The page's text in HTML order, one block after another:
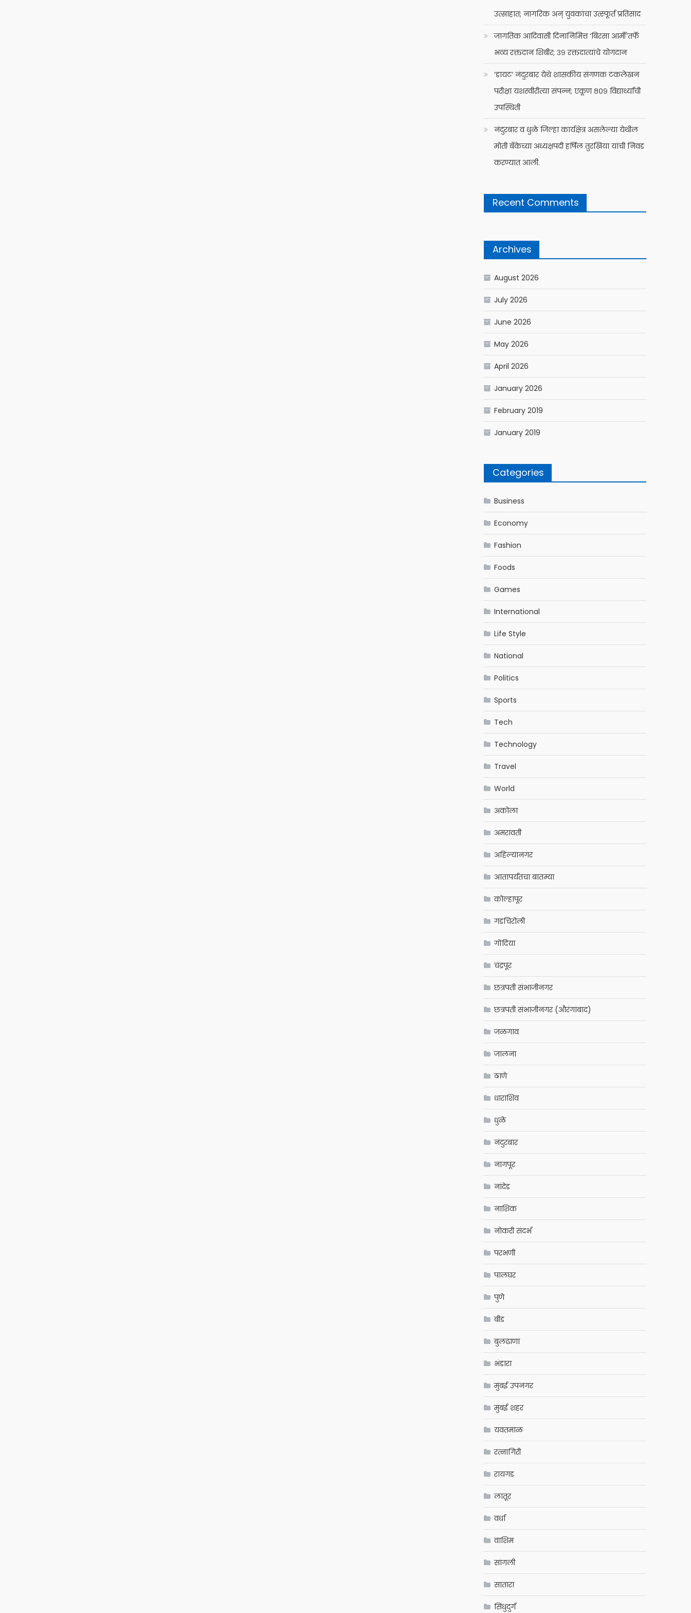
उत्साहात; नागरिक अन् युवकांचा उत्स्फूर्त प्रतिसाद
जागतिक आदिवासी दिनानिमित्त ‘बिरसा आर्मी’तर्फे
भव्य रक्तदान शिबीर; ३९ रक्तदात्यांचे योगदान
‘डायट’ नंदुरबार येथे शासकीय संगणक टंकलेखन
परीक्षा यशस्वीरीत्या संपन्न; एकूण ८०९ विद्यार्थ्यांची
उपस्थिती
नंदुरबार व धुळे जिल्हा कार्यक्षेत्र असलेल्या येथील
मोती बँकेच्या अध्यक्षपदी हर्षिल तुरखिया यांची निवड
करण्यात आली.
Recent Comments
Archives
August 2026
July 2026
June 2026
May 2026
April 2026
January 2026
February 2019
January 2019
Categories
Business
Economy
Fashion
Foods
Games
International
Life Style
National
Politics
Sports
Tech
Technology
Travel
World
अकोला
अमरावती
अहिल्यानगर
आतापर्यंतचा बातम्या
कोल्हापूर
गडचिरोली
गोंदिया
चंद्रपूर
छत्रपती संभाजीनगर
छत्रपती संभाजीनगर (औरंगाबाद)
जळगाव
जालना
ठाणे
धाराशिव
धुळे
नंदुरबार
नागपूर
नांदेड
नाशिक
नोकरी संदर्भ
परभणी
पालघर
पुणे
बीड
बुलढाणा
भंडारा
मुंबई उपनगर
मुंबई शहर
यवतमाळ
रत्नागिरी
रायगड
लातूर
वर्धा
वाशिम
सांगली
सातारा
सिंधुदुर्ग